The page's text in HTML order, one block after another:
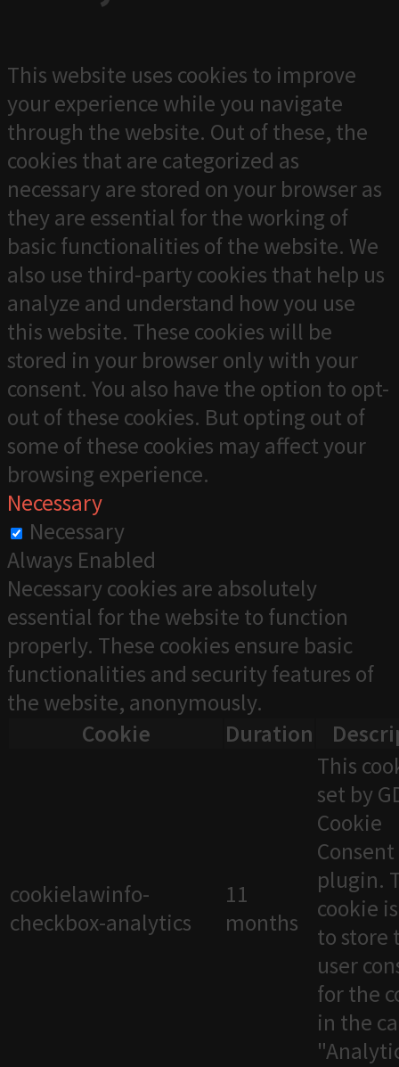
This website uses cookies to improve
your experience while you navigate
through the website. Out of these, the
cookies that are categorized as
necessary are stored on your browser as
they are essential for the working of
basic functionalities of the website. We
also use third-party cookies that help us
analyze and understand how you use
this website. These cookies will be
stored in your browser only with your
consent. You also have the option to opt-
out of these cookies. But opting out of
some of these cookies may affect your
browsing experience.
Necessary
Necessary
Always Enabled
Necessary cookies are absolutely
essential for the website to function
properly. These cookies ensure basic
functionalities and security features of
the website, anonymously.
Cookie
Duration
cookielawinfo-
checkbox-analytics
11
months
This
set by
Cookie
Consent
plugin.
cookie
to store
user
for the
in the